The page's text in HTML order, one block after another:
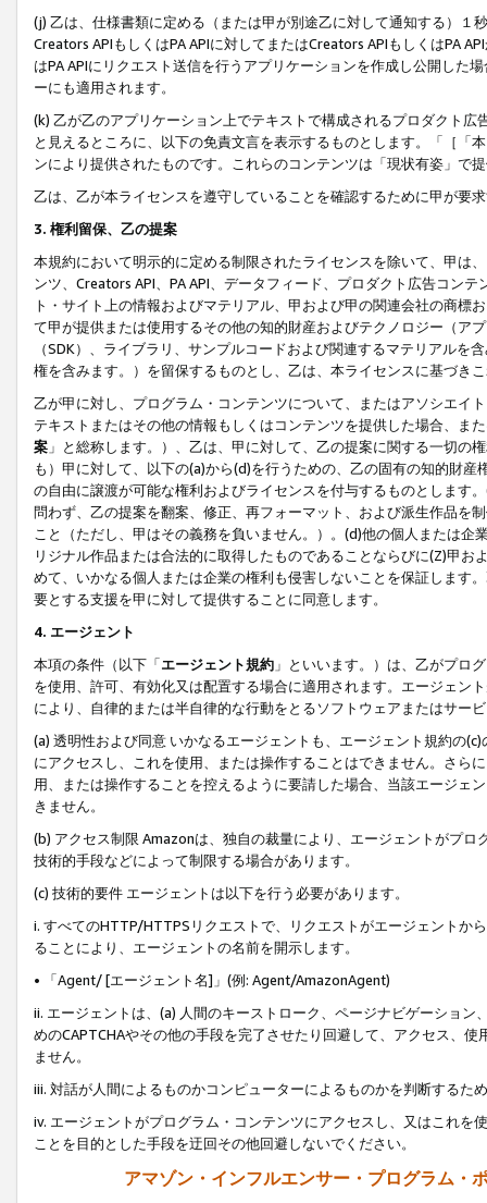
(j) 乙は、仕様書類に定める（または甲が別途乙に対して通知する）
Creators APIもしくはPA APIに対してまたはCreators APIもしくはPA
はPA APIにリクエスト送信を行うアプリケーションを作成し公開した
ーにも適用されます。
(k) 乙が乙のアプリケーション上でテキストで構成されるプロダクト
と見えるところに、以下の免責文言を表示するものとします。「［「
ンにより提供されたものです。これらのコンテンツは「現状有姿」で
乙は、乙が本ライセンスを遵守していることを確認するために甲が要
3. 権利留保、乙の提案
本規約において明示的に定める制限されたライセンスを除いて、甲は
ンツ、Creators API、PA API、データフィード、プロダクト広告コン
ト・サイト上の情報およびマテリアル、甲および甲の関連会社の商
て甲が提供または使用するその他の知的財産およびテクノロジー（ア
（SDK）、ライブラリ、サンプルコードおよび関連するマテリアル
権を含みます。）を留保するものとし、乙は、本ライセンスに基づき
乙が甲に対し、プログラム・コンテンツについて、またはアソシエイ
テキストまたはその他の情報もしくはコンテンツを提供した場合、ま
案 」と総称します。）、乙は、甲に対して、乙の提案に関する一切
も）甲に対して、以下の(a)から(d)を行うための、乙の固有の知的財
の自由に譲渡が可能な権利およびライセンスを付与するものとします
問わず、乙の提案を翻案、修正、再フォーマット、および派生作品を
こと（ただし、甲はその義務を負いません。）。(d)他の個人または
リジナル作品または合法的に取得したものであることならびに(Z)甲
めて、いかなる個人または企業の権利も侵害しないことを保証します
要とする支援を甲に対して提供することに同意します。
4. エージェント
本項の条件（以下「エージェント規約 」といいます。）は、乙がプロ
を使用、許可、有効化又は配置する場合に適用されます。エージェン
により、自律的または半自律的な行動をとるソフトウェアまたはサー
(a) 透明性および同意 いかなるエージェントも、エージェント規約の
にアクセスし、これを使用、または操作することはできません。さら
用、または操作することを控えるように要請した場合、当該エージェ
きません。
(b) アクセス制限 Amazonは、独自の裁量により、エージェントがプ
技術的手段などによって制限する場合があります。
(c) 技術的要件 エージェントは以下を行う必要があります。
i. すべてのHTTP/HTTPSリクエストで、リクエストがエージェントか
ることにより、エージェントの名前を開示します。
• 「Agent/ [エージェント名]」(例: Agent/AmazonAgent)
ii. エージェントは、(a) 人間のキーストローク、ページナビゲーショ
めのCAPTCHAやその他の手段を完了させたり回避して、アクセス、
ません。
iii. 対話が人間によるものかコンピューターによるものかを判断するた
iv. エージェントがプログラム・コンテンツにアクセスし、又はこれ
ことを目的とした手段を迂回その他回避しないでください。
アマゾン・インフルエンサー・プログラム・